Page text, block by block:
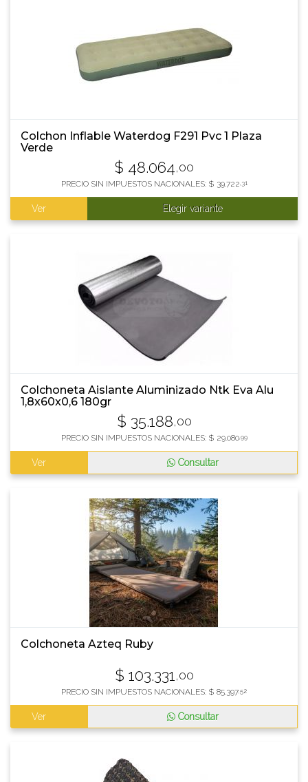
Colchon Inflable Waterdog F291 Pvc 1 Plaza
Verde
$ 48.064,00
PRECIO SIN IMPUESTOS NACIONALES: $ 39.722 ,31
Ver Elegir variante
Colchoneta Aislante Aluminizado Ntk Eva Alu
1,8x60x0,6 180gr
$ 35.188,00
PRECIO SIN IMPUESTOS NACIONALES: $ 29.080,99
Ver Consultar
Colchoneta Azteq Ruby
$ 103.331 ,00
PRECIO SIN IMPUESTOS NACIONALES: $ 85.397,52
Ver Consultar